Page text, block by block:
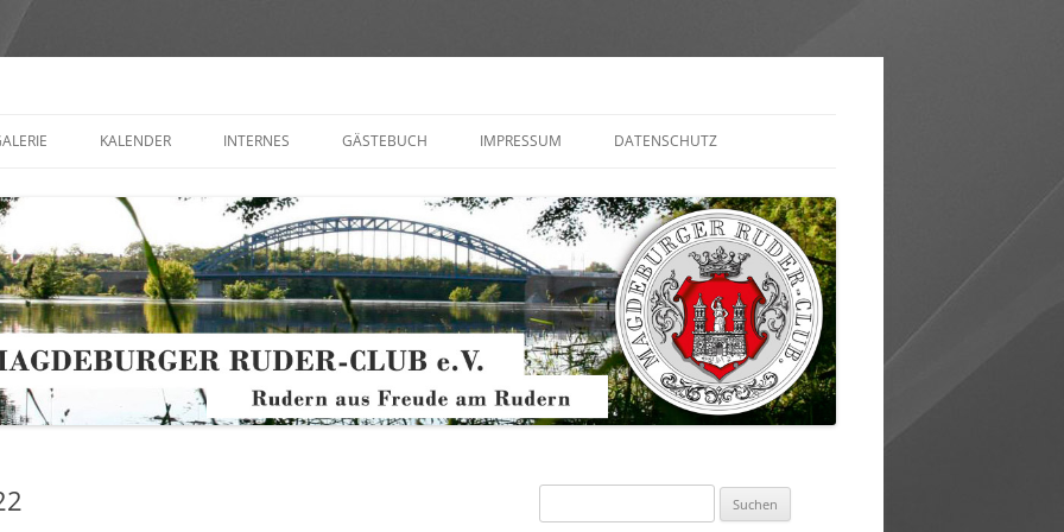
+
KALENDER INTERNES
VEREINSMEDIEN
GÄSTEBUCH IMPRESSUM
(FORMULAR)
DATENSCHUTZ
nach: